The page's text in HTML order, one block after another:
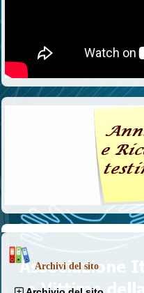
Archivi del sito